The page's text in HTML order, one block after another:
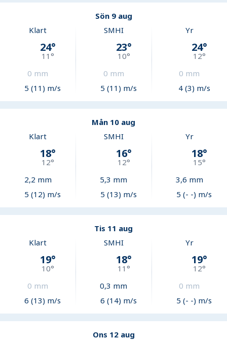
Sön 9 aug
Klart
24°
11°
0 mm
5 (11) m/s
SMHI
23°
10°
0 mm
5 (11) m/s
Yr
24°
12°
0 mm
4 (3) m/s
Mån 10 aug
Klart
18°
12°
2,2 mm
5 (12) m/s
SMHI
16°
12°
5,3 mm
5 (13) m/s
Yr
18°
15°
3,6 mm
5 (- -) m/s
Tis 11 aug
Klart
19°
10°
0 mm
6 (13) m/s
SMHI
18°
11 °
0,3 mm
6 (14) m/s
Yr
19°
12°
0 mm
5 (- -) m/s
Ons 12 aug